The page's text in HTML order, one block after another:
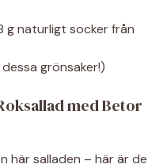
g naturligt socker från
grönsaker!)
med Betor
här salladen – här är de